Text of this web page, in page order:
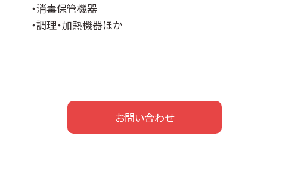
・消毒保管機器
・調理・加熱機器ほか
お問い合わせ